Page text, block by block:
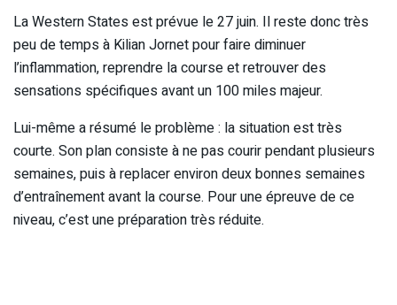
La Western States est prévue le 27 juin. Il reste donc très
peu de temps à Kilian Jornet pour faire diminuer
l’inflammation, reprendre la course et retrouver des
sensations spécifiques avant un 100 miles majeur.
Lui-même a résumé le problème : la situation est très
courte. Son plan consiste à ne pas courir pendant plusieurs
semaines, puis à replacer environ deux bonnes semaines
d’entraînement avant la course. Pour une épreuve de ce
niveau, c’est une préparation très réduite.